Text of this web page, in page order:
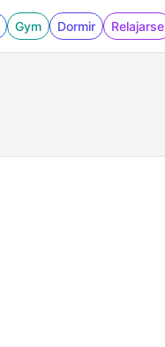
Gym Dormir Relajarse